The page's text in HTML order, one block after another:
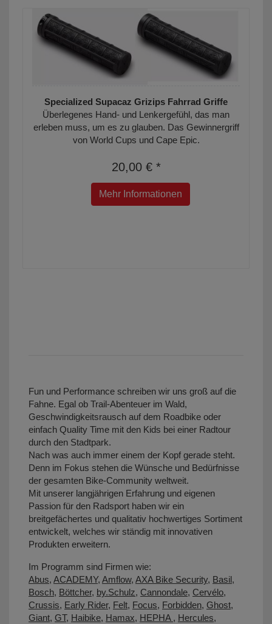
Specialized Supacaz Grizips Fahrrad Griffe
Überlegenes Hand- und Lenkergefühl, das man
erleben muss, um es zu glauben. Das Gewinnergriff
von World Cups und Cape Epic.
20,00 € *
Mehr Informationen
Fun und Performance schreiben wir uns groß auf die
Fahne. Egal ob Trail-Abenteuer im Wald,
Geschwindigkeitsrausch auf dem Roadbike oder
einfach Quality Time mit den Kids bei einer Radtour
durch den Stadtpark.
Nach was auch immer einem der Kopf gerade steht.
Denn im Fokus stehen die Wünsche und Bedürfnisse
der gesamten Bike-Community weltweit.
Mit unserer langjährigen Erfahrung und eigenen
Passion für den Radsport haben wir ein
breitgefächertes und qualitativ hochwertiges Sortiment
entwickelt, welches wir ständig mit innovativen
Produkten erweitern.
Im Programm sind Firmen wie:
Abus, ACADEMY, Amflow, AXA Bike Security, Basil,
Bosch, Böttcher, by.Schulz, Cannondale, Cervélo,
Crussis, Early Rider, Felt, Focus, Forbidden, Ghost,
Giant, GT, Haibike, Hamax, HEPHA , Hercules,